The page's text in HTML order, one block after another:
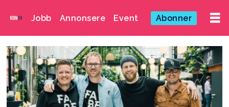
Jobb Annonsere Event Abonner
Emne:
fabel